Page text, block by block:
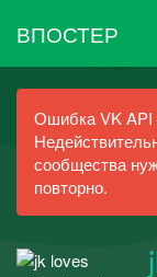
ВПОСТЕР
Ошибка VK API
сообщества
повторно.